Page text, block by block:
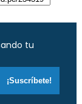
tu